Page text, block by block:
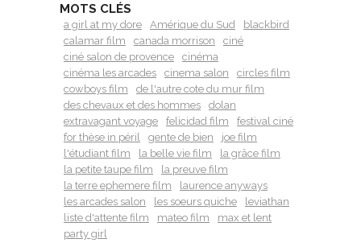
MOTS CLÉS
a girl at my dore Amérique du Sud
blackbird
calamar film
canada morrison
ciné
ciné salon de provence
cinéma
cinéma les arcades
cinema salon
circles film
cowboys film
de l'autre cote du mur film
des chevaux et des hommes
dolan
extravagant voyage
felicidad film
festival ciné
for thèse in péril
gente de bien
joe film
l'étudiant film
la belle vie film
la grâce film
la petite taupe film
la preuve film
la terre ephemere film
laurence anyways
les arcades salon
les soeurs quiche
leviathan
liste d'attente film
mateo film
max et lent
party girl